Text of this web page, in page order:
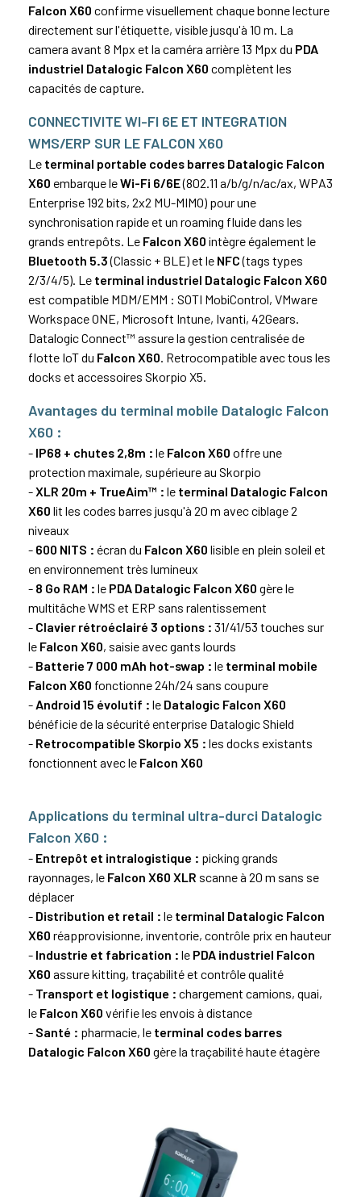
Falcon X60 confirme visuellement chaque bonne lecture
directement sur l'étiquette, visible jusqu'à 10 m. La
camera avant 8 Mpx et la caméra arrière 13 Mpx du PDA
industriel Datalogic Falcon X60 complètent les
capacités de capture.
CONNECTIVITE WI-FI 6E ET INTEGRATION
WMS/ERP SUR LE FALCON X60
Le terminal portable codes barres Datalogic Falcon
X60 embarque leWi-Fi 6/6E(802.11 a/b/g/n/ac/ax, WPA3
Enterprise 192 bits, 2x2 MU-MIMO) pour une
synchronisation rapide et un roaming fluide dans les
grands entrepôts. Le Falcon X60 intègre également le
Bluetooth 5.3(Classic + BLE) et le NFC(tags types
2/3/4/5). Le terminal industriel Datalogic Falcon X60
est compatible MDM/EMM : SOTI MobiControl, VMware
Workspace ONE, Microsoft Intune, Ivanti, 42Gears.
Datalogic Connect™ assure la gestion centralisée de
flotte IoT du Falcon X60. Retrocompatible avec tous les
docks et accessoires Skorpio X5.
Avantages du terminal mobile Datalogic Falcon
X60 :
- IP68 + chutes 2,8m : le Falcon X60 offre une
protection maximale, supérieure au Skorpio
-XLR 20m + TrueAim™ : le terminal Datalogic Falcon
X60 lit les codes barres jusqu'à 20 m avec ciblage 2
niveaux
- 600 NITS : écran du Falcon X60 lisible en plein soleil et
en environnement très lumineux
- 8 Go RAM : le PDA Datalogic Falcon X60 gère le
multitâche WMS et ERP sans ralentissement
- Clavier rétroéclairé 3 options : 31/41/53 touches sur
le Falcon X60, saisie avec gants lourds
- Batterie 7 000 mAh hot-swap : le terminal mobile
Falcon X60 fonctionne 24h/24 sans coupure
- Android 15 évolutif : le Datalogic Falcon X60
bénéficie de la sécurité enterprise Datalogic Shield
- Retrocompatible Skorpio X5 : les docks existants
fonctionnent avec le Falcon X60
Applications du terminal ultra-durci Datalogic
Falcon X60 :
- Entrepôt et intralogistique : picking grands
rayonnages, le Falcon X60 XLR scanne à 20 m sans se
déplacer
- Distribution et retail : le terminal Datalogic Falcon
X60 réapprovisionne, inventorie, contrôle prix en hauteur
- Industrie et fabrication : le PDA industriel Falcon
X60 assure kitting, traçabilité et contrôle qualité
- Transport et logistique : chargement camions, quai,
le Falcon X60 vérifie les envois à distance
- Santé : pharmacie, le terminal codes barres
Datalogic Falcon X60 gère la traçabilité haute étagère